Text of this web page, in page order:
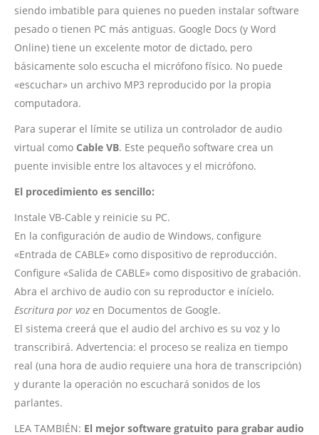
siendo imbatible para quienes no pueden instalar software
pesado o tienen PC más antiguas. Google Docs (y Word
Online) tiene un excelente motor de dictado, pero
básicamente solo escucha el micrófono físico. No puede
«escuchar» un archivo MP3 reproducido por la propia
computadora.
Para superar el límite se utiliza un controlador de audio
virtual como Cable VB. Este pequeño software crea un
puente invisible entre los altavoces y el micrófono.
El procedimiento es sencillo:
Instale VB-Cable y reinicie su PC.
En la configuración de audio de Windows, configure
«Entrada de CABLE» como dispositivo de reproducción.
Configure «Salida de CABLE» como dispositivo de grabación.
Abra el archivo de audio con su reproductor e inícielo.
Escritura por voz en Documentos de Google.
El sistema creerá que el audio del archivo es su voz y lo
transcribirá. Advertencia: el proceso se realiza en tiempo
real (una hora de audio requiere una hora de transcripción)
y durante la operación no escuchará sonidos de los
parlantes.
LEA TAMBIÉN: El mejor software gratuito para grabar audio